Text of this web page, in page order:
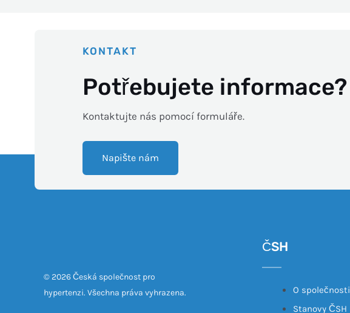
KONTAKT
Potřebujete informace?
Kontaktujte nás pomocí formuláře.
Napište nám
© 2026 Česká společnost pro
hypertenzi. Všechna práva vyhrazena.
ČSH
O společnosti
Stanovy ČSH